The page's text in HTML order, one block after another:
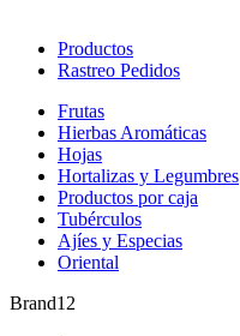
Productos
Rastreo Pedidos
Frutas
Hierbas Aromáticas
Hojas
Hortalizas y Legumbres
Productos por caja
Tubérculos
Ajíes y Especias
Oriental
Brand12